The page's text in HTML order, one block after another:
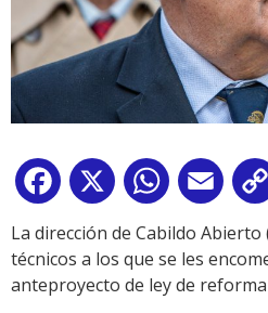
Facebook
X WhatsApp
Email
La dirección de Cabildo
técnicos a los que se les
anteproyecto de ley de